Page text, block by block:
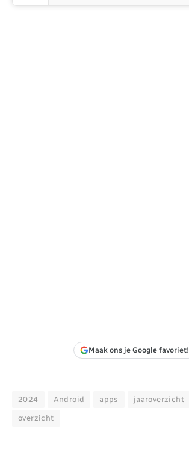
Maak ons je Google favoriet!
2024 Android apps jaaroverzicht
overzicht